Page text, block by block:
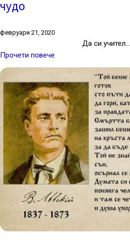
чудо
февруари 21, 2020
Да си учител…
Прочети повече